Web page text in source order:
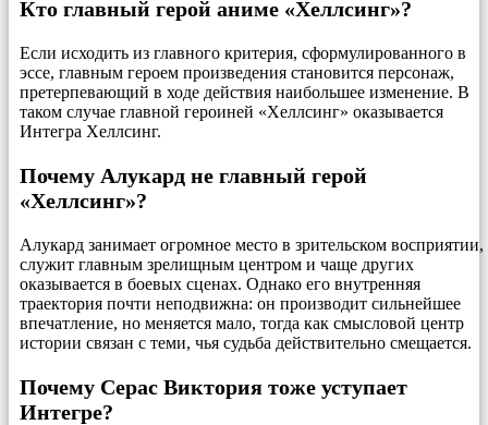
Кто главный герой аниме «Хеллсинг»?
Если исходить из главного критерия, сформулированного в
эссе, главным героем произведения становится персонаж,
претерпевающий в ходе действия наибольшее изменение. В
таком случае главной героиней «Хеллсинг» оказывается
Интегра Хеллсинг.
Почему Алукард не главный герой
«Хеллсинг»?
Алукард занимает огромное место в зрительском восприятии,
служит главным зрелищным центром и чаще других
оказывается в боевых сценах. Однако его внутренняя
траектория почти неподвижна: он производит сильнейшее
впечатление, но меняется мало, тогда как смысловой центр
истории связан с теми, чья судьба действительно смещается.
Почему Серас Виктория тоже уступает
Интегре?